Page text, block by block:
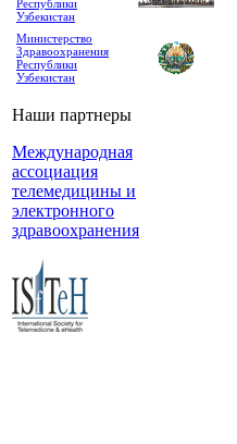
Республики
Узбекистан
Министерство
Здравоохранения
Республики
Узбекистан
Наши партнеры
Международная
ассоциация
телемедицины и
электронного
здравоохранения